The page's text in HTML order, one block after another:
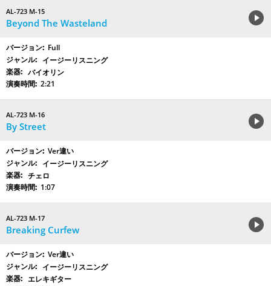
AL-723 M-15
Beyond The Wasteland
Full
イージーリスニング
バイオリン
2:21
AL-723 M-16
By Street
Ver違い
イージーリスニング
チェロ
1:07
AL-723 M-17
Breaking Curfew
Ver違い
イージーリスニング
エレキギター